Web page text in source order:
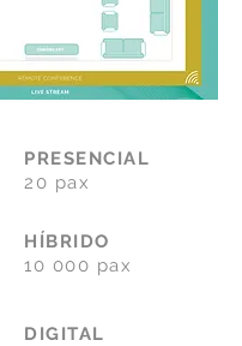
PRESENCIAL
20 pax
HÍBRIDO
10 000 pax
DIGITAL